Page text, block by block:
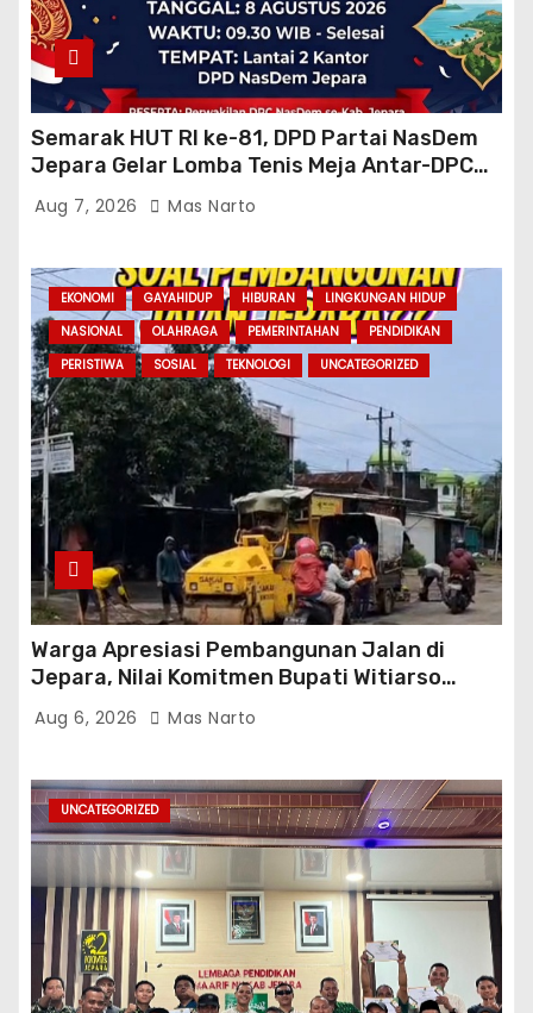
Semarak HUT RI ke-81, DPD Partai NasDem
Jepara Gelar Lomba Tenis Meja Antar-DPC
Se-Kabupaten
Aug 7, 2026 Mas Narto
EKONOMI GAYAHIDUP HIBURAN
LINGKUNGAN HIDUP
NASIONAL
OLAHRAGA PEMERINTAHAN
PENDIDIKAN
PERISTIWA
SOSIAL TEKNOLOGI UNCATEGORIZED
Warga Apresiasi Pembangunan Jalan di
Jepara, Nilai Komitmen Bupati Witiarso
Tingkatkan Infrastruktur dan Perekonomian
Aug 6, 2026 Mas Narto
UNCATEGORIZED